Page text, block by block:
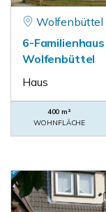
Wolfenbüttel
6-
Wolfenbüttel
Haus
400 m²
WOHNFLÄCHE